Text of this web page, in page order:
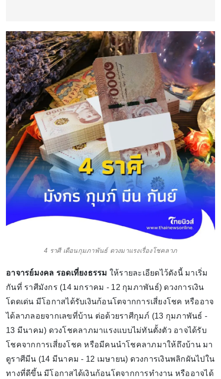
4 ราศี เดือนกุมภาพันธ์ ดวงมาแรงเรื่องโชคลาภ
อาจารย์มงคล รอดเที่ยงธรรม ให้รายละเอียดไว้ดังนี้ มาเริ่ม
กันที่ ราศีมังกร (14 มกราคม - 12 กุมภาพันธ์) ดวงการเงิน
โดดเด่น มีโอกาสได้รับเงินก้อนโตจากการเสี่ยงโชค หรืออาจ
ได้ลาภลอยจากเลขที่บ้าน ต่อด้วยราศีกุมภ์ (13 กุมภาพันธ์ -
13 มีนาคม) ดวงโชคลาภมาแรงแบบไม่ทันตั้งตัว อาจได้รับ
โชคจากการเสี่ยงโชค หรือมีคนนำโชคลาภมาให้ถึงบ้าน มา
ดูราศีมีน (14 มีนาคม - 12 เมษายน) ดวงการเงินพลิกผันไปใน
ทางที่ดีขึ้น มีโอกาสได้เงินก้อนโตจากการทำงาน หรืออาจได้